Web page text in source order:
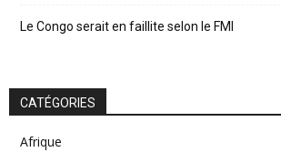
Le Congo serait en faillite selon le FMI
CATÉGORIES
Afrique